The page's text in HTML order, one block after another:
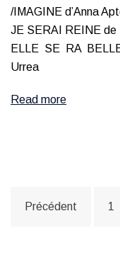
/IMAGINE d’Anna
JE SERAI REINE de
ELLE SE RA
Urrea
Read more
des
Précédent 1